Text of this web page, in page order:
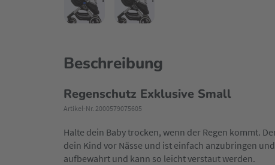
Beschreibung
Regenschutz Exklusive Small
Artikel-Nr. 2000579075605
Halte dein Baby trocken, wenn der Regen kommt.
dein Kind vor Nässe und ist einfach anzubringen
aufbewahrt und kann so leicht verstaut werden.